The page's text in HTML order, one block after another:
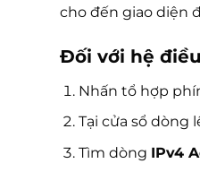
cho đến giao diện
Đối với hệ
Nhấn tổ hợp
Tại cửa sổ dòng
Tìm dòng IPv4